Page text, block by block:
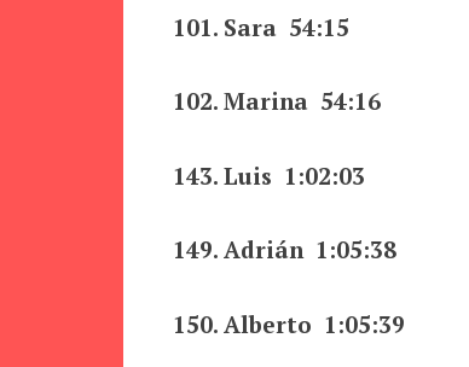
101. Sara 54:15
102. Marina 54:16
143. Luis 1:02:03
149. Adrián 1:05:38
150. Alberto 1:05:39